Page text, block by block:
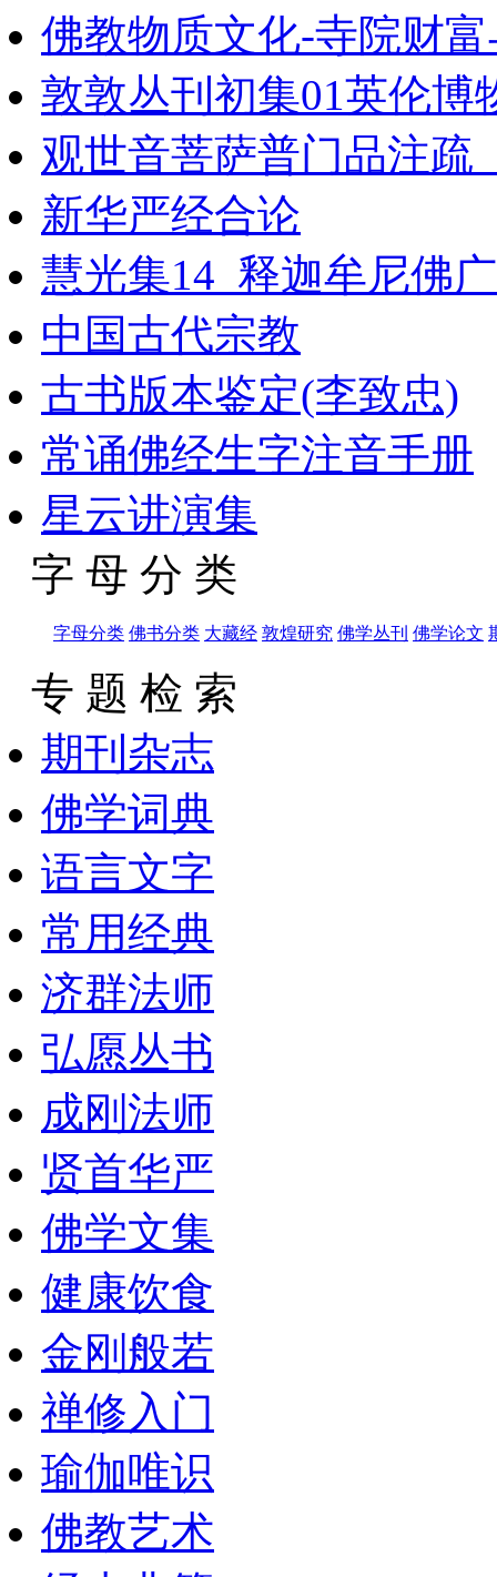
佛教物质文化-寺院财
敦敦丛刊初集01英伦博
观世音菩萨普门品注疏
新华严经合论
慧光集14_释迦牟尼佛
中国古代宗教
古书版本鉴定(李致忠)
常诵佛经生字注音手册
星云讲演集
字 母 分 类
字母分类 佛书分类 大藏经 敦煌研究 佛学丛刊 佛学论文
专 题 检 索
期刊杂志
佛学词典
语言文字
常用经典
济群法师
弘愿丛书
成刚法师
贤首华严
佛学文集
健康饮食
金刚般若
禅修入门
瑜伽唯识
佛教艺术